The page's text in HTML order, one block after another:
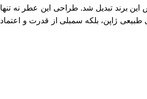
برند تبدیل شد. طراحی این عطر نه تنها
طبیعی ژاپن، بلکه سمبلی از قدرت و اعتماد